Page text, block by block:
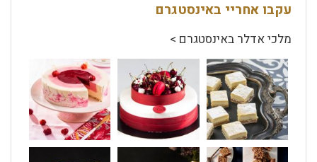
עקבו אחריי באינסטגרם
מלכי אדלר באינסטגרם >